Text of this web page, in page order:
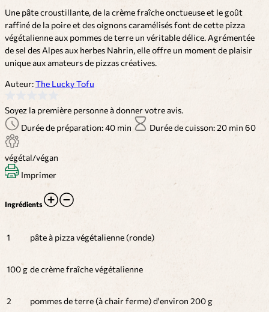
Une pâte croustillante, de la crème fraîche onctueuse et le goût
raffiné de la poire et des oignons caramélisés font de cette pizza
végétalienne aux pommes de terre un véritable délice. Agrémentée
de sel des Alpes aux herbes Nahrin, elle offre un moment de plaisir
unique aux amateurs de pizzas créatives.
Auteur:The Lucky Tofu
Soyez la première personne à donner votre avis.
Durée de préparation: 40 min
Durée de cuisson: 20 min 60
végétal/végan
Imprimer
Ingrédients
1 pâte à pizza végétalienne (ronde)
100 g de crème fraîche végétalienne
2 pommes de terre (à chair ferme) d'environ 200 g